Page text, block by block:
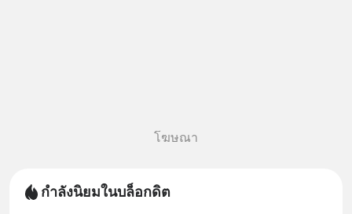
โฆษณา
กำลังนิยมในบล็อกดิต